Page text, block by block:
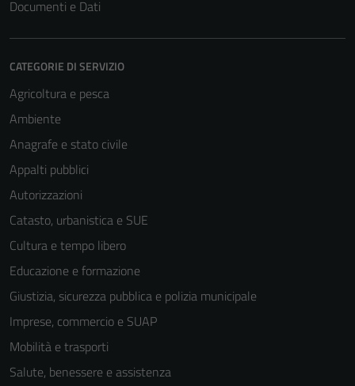
Documenti e Dati
CATEGORIE DI SERVIZIO
Agricoltura e pesca
Ambiente
Anagrafe e stato civile
Appalti pubblici
Autorizzazioni
Catasto, urbanistica e SUE
Cultura e tempo libero
Educazione e formazione
Giustizia, sicurezza pubblica e polizia municipale
Imprese, commercio e SUAP
Mobilità e trasporti
Salute, benessere e assistenza